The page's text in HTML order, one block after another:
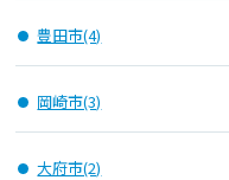
豊田市(4)
岡崎市(3)
大府市(2)